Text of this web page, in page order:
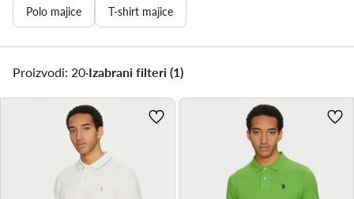
Polo majice T-shirt majice
Proizvodi: 20·Izabrani filteri (1)